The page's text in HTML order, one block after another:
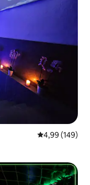
4,99 de uma
4,99 (149)